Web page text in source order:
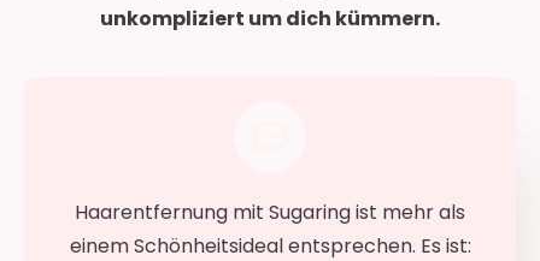
unkompliziert um dich kümmern.
Haarentfernung mit Sugaring ist mehr als
einem Schönheitsideal entsprechen. Es ist: